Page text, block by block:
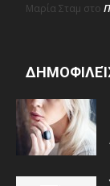
Μαρία Σταμ στο